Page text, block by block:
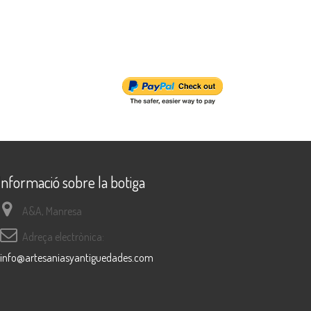
sobre la botiga
A&A, Manresa
Adreça electrònica:
info@artesaniasyantiguedades.com